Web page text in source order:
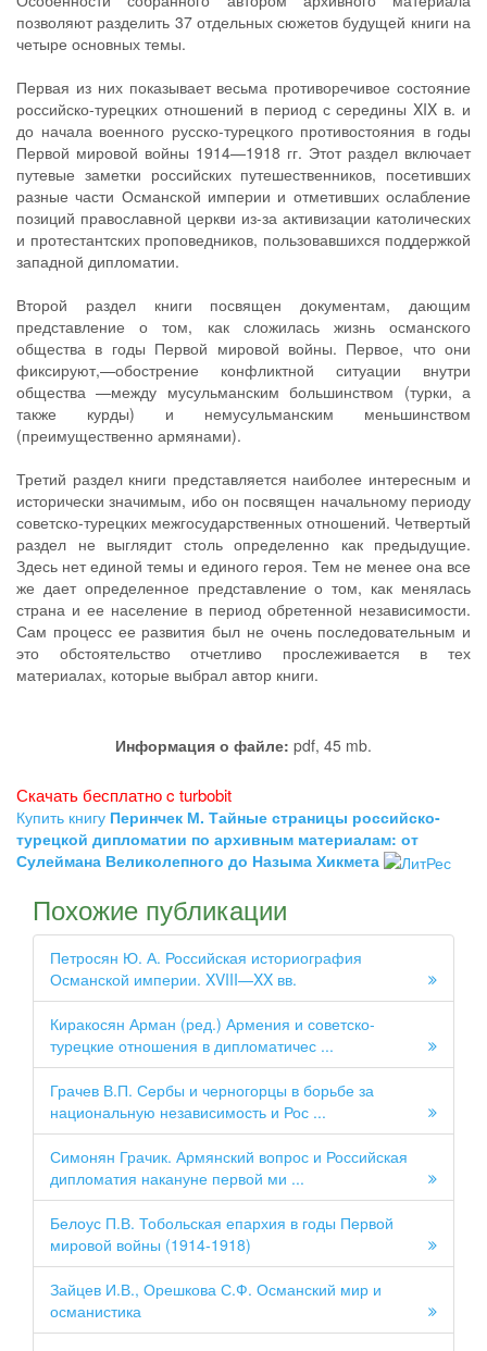
позволяют разделить 37 отдельных сюжетов будущей книги на
четыре основных темы.
Первая из них показывает весьма противоречивое состояние
российско-турецких отношений в период с середины XIX в. и
до начала военного русско-турецкого противостояния в годы
Первой мировой войны 1914—1918 гг. Этот раздел включает
путевые заметки российских путешественников, посетивших
разные части Османской империи и отметивших ослабление
позиций православной церкви из-за активизации католических
и протестантских проповедников, пользовавшихся поддержкой
западной дипломатии.
Второй раздел книги посвящен документам, дающим
представление о том, как сложилась жизнь османского
общества в годы Первой мировой войны. Первое, что они
фиксируют,—обострение конфликтной ситуации внутри
общества —между мусульманским большинством (турки, а
также курды) и немусульманским меньшинством
(преимущественно армянами).
Третий раздел книги представляется наиболее интересным и
исторически значимым, ибо он посвящен начальному периоду
советско-турецких межгосударственных отношений. Четвертый
раздел не выглядит столь определенно как предыдущие.
Здесь нет единой темы и единого героя. Тем не менее она все
же дает определенное представление о том, как менялась
страна и ее население в период обретенной независимости.
Сам процесс ее развития был не очень последовательным и
это обстоятельство отчетливо прослеживается в тех
материалах, которые выбрал автор книги.
Информация о файле: pdf, 45 mb.
Скачать бесплатно c turbobit
Купить книгу Перинчек М. Тайные страницы российско-
турецкой дипломатии по архивным материалам: от
Сулеймана Великолепного до Назыма Хикмета
Похожие публикации
Петросян Ю. А. Российская историография
Османской империи. XVIII—XX вв.
Киракосян Арман (ред.) Армения и советско-
турецкие отношения в дипломатичес ...
Грачев В.П. Сербы и черногорцы в борьбе за
национальную независимость и Рос ...
Симонян Грачик. Армянский вопрос и Российская
дипломатия накануне первой ми ...
Белоус П.В. Тобольская епархия в годы Первой
мировой войны (1914-1918)
Зайцев И.В., Орешкова С.Ф. Османский мир и
османистика